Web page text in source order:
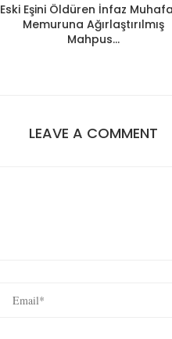
Eski Eşini Öldüren İnfaz
Memuruna Ağırlaştırılmış
Mahpus...
LEAVE A COMMENT